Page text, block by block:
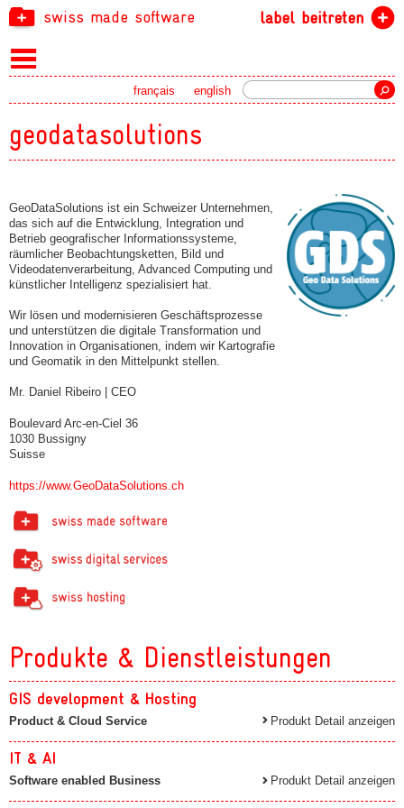
swiss made software label beitreten
english
français
geodatasolutions
GeoDataSolutions ist ein Schweizer Unternehmen,
das sich auf die Entwicklung, Integration und
Betrieb geografischer Informationssysteme,
räumlicher Beobachtungsketten, Bild und
Videodatenverarbeitung, Advanced Computing und
künstlicher Intelligenz spezialisiert hat.
Wir lösen und modernisieren Geschäftsprozesse
und unterstützen die digitale Transformation und
Innovation in Organisationen, indem wir Kartografie
und Geomatik in den Mittelpunkt stellen.
Mr. Daniel Ribeiro | CEO
Boulevard Arc-en-Ciel 36
1030 Bussigny
Suisse
https://www.GeoDataSolutions.ch
Produkte & Dienstleistungen
GIS development & Hosting
Product & Cloud Service Produkt Detail anzeigen
IT & AI
Software enabled Business Produkt Detail anzeigen